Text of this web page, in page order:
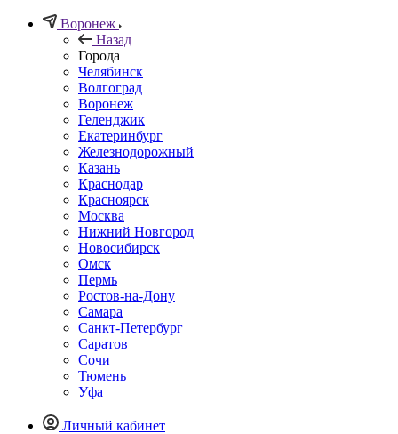
Воронеж
Назад
Города
Челябинск
Волгоград
Воронеж
Геленджик
Екатеринбург
Железнодорожный
Казань
Краснодар
Красноярск
Москва
Нижний Новгород
Новосибирск
Омск
Пермь
Ростов-на-Дону
Самара
Санкт-Петербург
Саратов
Сочи
Тюмень
Уфа
Личный кабинет